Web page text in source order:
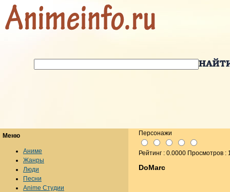
Персонажи
Рейтинг : 0.0000 Просмотров :
DoMarc
Меню
Аниме
Жанры
Люди
Песни
Anime Студии